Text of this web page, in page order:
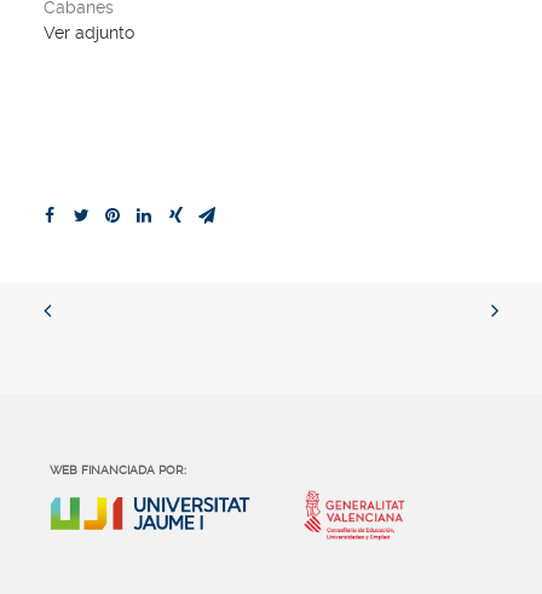
Cabanes
Ver adjunto
WEB FINANCIADA POR: